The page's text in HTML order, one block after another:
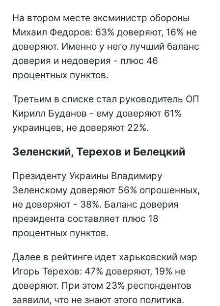
На втором месте эксминистр обороны
Михаил Федоров: 63% доверяют, 16% не
доверяют. Именно у него лучший баланс
доверия и недоверия - плюс 46
процентных пунктов.
Третьим в списке стал руководитель ОП
Кирилл Буданов - ему доверяют 61%
украинцев, не доверяют 22%.
Зеленский, Терехов и Белецкий
Президенту Украины Владимиру
Зеленскому доверяют 56% опрошенных,
не доверяют - 38%. Баланс доверия
президента составляет плюс 18
процентных пунктов.
Далее в рейтинге идет харьковский мэр
Игорь Терехов: 47% доверяют, 19% не
доверяют. При этом 23% респондентов
заявили, что не знают этого политика.